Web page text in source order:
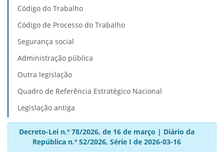
Código do Trabalho
Código de Processo do Trabalho
Segurança social
Administração pública
Outra legislação
Quadro de Referência Estratégico Nacional
Legislação antiga
Decreto-Lei n.º 78/2026, de 16 de março | Diário da
República n.º 52/2026, Série I de 2026-03-16